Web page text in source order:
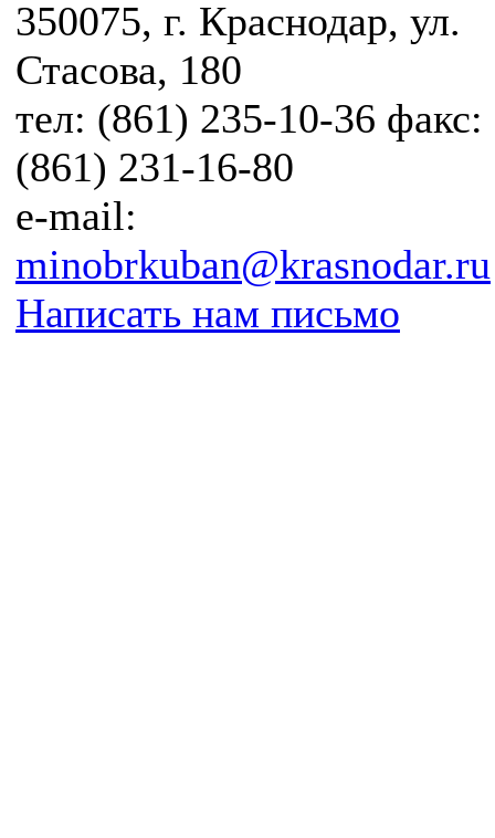
350075, г. Краснодар, ул.
Стасова, 180
тел: (861) 235-10-36 факс:
(861) 231-16-80
e-mail:
minobrkuban@krasnodar.ru
Написать нам письмо